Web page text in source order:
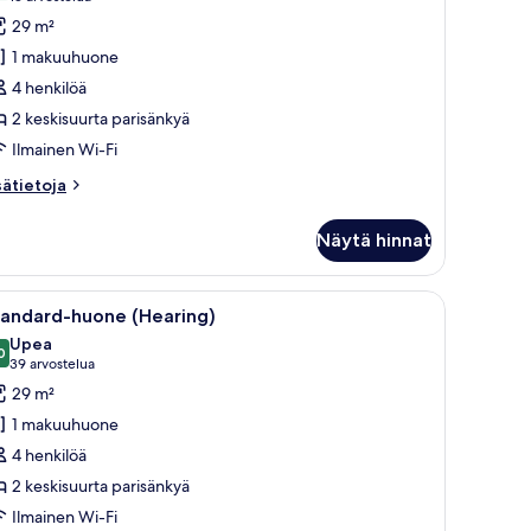
arvostelua)
29 m²
1 makuuhuone
4 henkilöä
2 keskisuurta parisänkyä
Ilmainen Wi-Fi
Näytä hinnat
televisio ja näkymä palmuille. Siististi pedattu sänky, jossa on tyyny,
6 huone (Hearing)
kautta 10
Upea
39 arvostelua
(39
arvostelua)
29 m²
1 makuuhuone
4 henkilöä
2 keskisuurta parisänkyä
Ilmainen Wi-Fi